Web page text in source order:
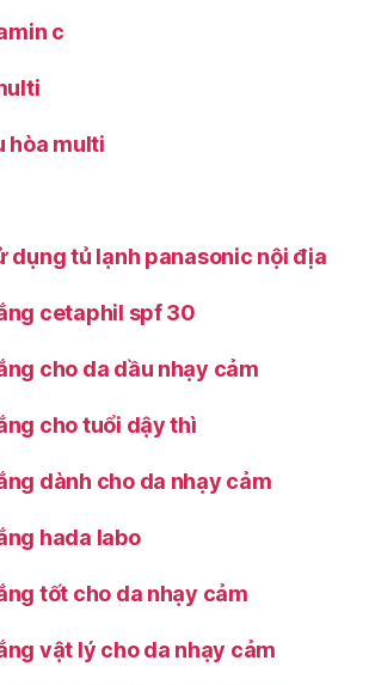
c
hòa multi
dụng tủ lạnh panasonic nội địa
cetaphil spf 30
cho da dầu nhạy cảm
cho tuổi dậy thì
dành cho da nhạy cảm
hada labo
tốt cho da nhạy cảm
vật lý cho da nhạy cảm